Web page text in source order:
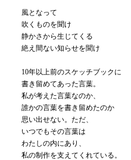
風となって
吹くものを聞け
静かさから生じてくる
絶え間ない知らせを聞け
10年以上前のスケッチブックに
書き留めてあった言葉。
私が考えた言葉なのか、
誰かの言葉を書き留めたのか
思い出せない。ただ、
いつでもその言葉は
わたしの内にあり、
私の制作を支えてくれている。